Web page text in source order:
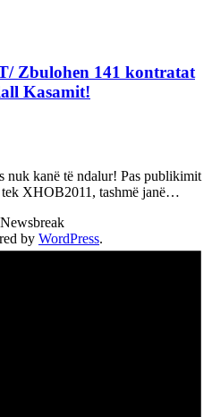
Zbulohen 141 kontratat
Kasamit!
nuk kanë të ndalur! Pas publikimit
tek XHOB2011, tashmë janë…
Newsbreak
by WordPress.